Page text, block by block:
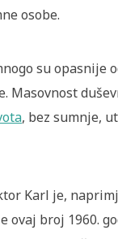
osobe.
su opasnije
Masovnost
, bez sumnje,
Karl je,
ovaj broj 1960.